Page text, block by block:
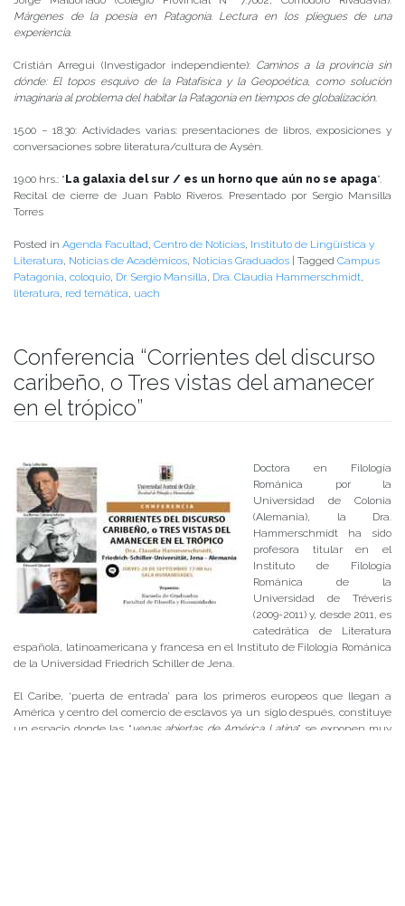
Márgenes de la poesía en Patagonia. Lectura en los pliegues de una
experiencia.
Cristián Arregui (Investigador independiente): Caminos a la provincia sin
dónde: El topos esquivo de la Patafísica y la Geopoética, como solución
imaginaria al problema del habitar la Patagonia en tiempos de globalización
15.00 – 18.30: Actividades varias: presentaciones de libros, exposiciones y
conversaciones sobre literatura/cultura de Aysén.
19.00 hrs.: “La galaxia del sur / es un horno que aún no se apaga”.
Recital de cierre de Juan Pablo Riveros. Presentado por Sergio Mansilla
Torres
Posted in Agenda Facultad Centro de Noticias Instituto de Lingüística y
Literatura Noticias de Académicos Noticias Graduados | Tagged Campus
Patagonia coloquio Dr. Sergio Mansilla Dra. Claudia Hammerschmidt
literatura red temática uach
Conferencia “Corrientes del discurso
caribeño, o Tres vistas del amanecer
en el trópico”
Doctora en Filología
Románica por la
Universidad de Colonia
(Alemania), la Dra.
Hammerschmidt ha sido
profesora titular en el
Instituto de Filología
Románica de la
Universidad de Tréveris
(2009-2011) y, desde 2011, es
catedrática de Literatura
española, latinoamericana y francesa en el Instituto de Filología Románica
de la Universidad Friedrich Schiller de Jena.
El Caribe, ‘puerta de entrada’ para los primeros europeos que llegan a
América y centro del comercio de esclavos ya un siglo después, constituye
un espacio donde las “ venas abiertas de América Latina” se exponen muy